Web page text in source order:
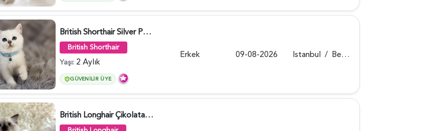
British Shorthair Silver Point Erkek 2 Aylık - 6122
British Shorthair
Yaşı: 2 Aylık
GÜVENILIR ÜYE
Erkek 09-08-2026 Istanbul / Beykoz
British Longhair Çikolata Nadir Renk Göz Kamaştırıcı - 6117